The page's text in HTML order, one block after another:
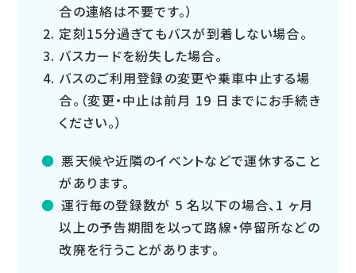
合の連絡は不要です。）
定刻15分過ぎてもバスが到着しない場合。
バスカードを紛失した場合。
バスのご利用登録の変更や乗車中止する場
合。（変更・中止は前月 19 日までにお手続き
ください。）
悪天候や近隣のイベントなどで運休すること
があります。
運行毎の登録数が 5 名以下の場合、1 ヶ月
以上の予告期間を以って路線・停留所などの
改廃を行うことがあります。